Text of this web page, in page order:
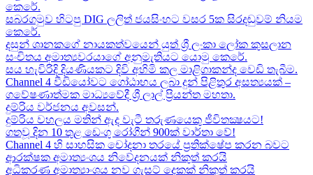
කෙරේ​.
සබරගමුව හිටපු DIG ලලිත් ජයසිංහට වසර 5ක සිරදඬුවම් නියම
කෙරේ.
දසුන් ශානකගේ නායකත්වයෙන් යුත් ශ්‍රී ලංකා ලෝක කුසලාන
සංචිතය අමාත්‍යවරයාගේ අනුමැතියට​ යොමු කෙරේ.
සය හැවිරිදි දියණියකට දිවි අහිමි කල මාළිගාකන්ද වෙඩි තැබීම​.
Channel 4 වීඩියෝවට ගෝඨාභය ලබා දුන් පිළිතුර අසත්‍යයක් –
ගවේෂණාත්මක මාධ්‍යවේදී ශ්‍රී ලාල් ප්‍රියන්ත මහතා.
දුම්රිය වර්ජනය අවසන්.
දුම්රිය වහලය මතින් ඇද​ වැටී තරුණයෙකු ජීවිතක්‍ෂයට​!
ගතවූ දින 10 තුළ ඩෙංගු රෝගීන් 900ක් වාර්තා වේ!
Channel 4 හි සාහසික චෝදනා තරයේ ප්‍රතික්ෂේප කරන බවට
ආරක්ෂක අමාත්‍යංශය නිවේදනයක් නිකුත් කරයි
අධිකරණ අමාත්‍යාංශය නව ගැසට් දෙකක් නිකුත් කරයි